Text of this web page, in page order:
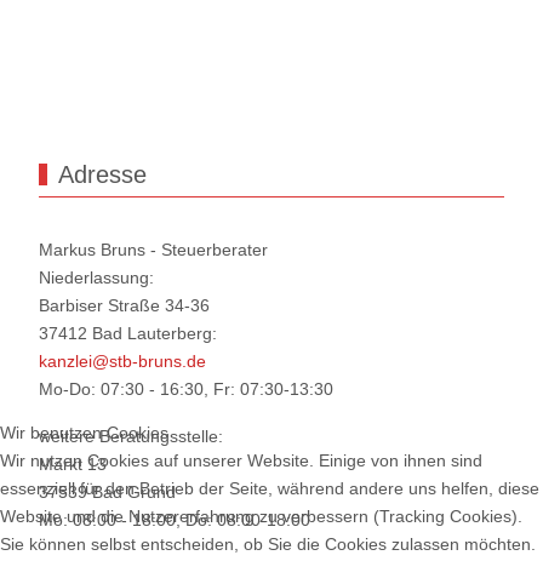
Adresse
Markus Bruns - Steuerberater
Niederlassung:
Barbiser Straße 34-36
37412 Bad Lauterberg:
kanzlei@stb-bruns.de
Mo-Do: 07:30 - 16:30, Fr: 07:30-13:30
weitere Beratungsstelle:
Markt 13
37539 Bad Grund
Mo: 08:00 - 18:00, Do: 08:00-18:00
Wir benutzen Cookies
Wir nutzen Cookies auf unserer Website. Einige von ihnen sind
essenziell für den Betrieb der Seite, während andere uns helfen, diese
Website und die Nutzererfahrung zu verbessern (Tracking Cookies).
Sie können selbst entscheiden, ob Sie die Cookies zulassen möchten.